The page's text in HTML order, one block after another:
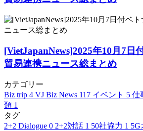
[VietJapanNews]2025年10月7
貿易連携ニュース総まとめ
カテゴリー
Biz trip 4 VJ Biz News 117 イベント 5 仕
類 1
タグ
2+2 Dialogue 0 2+2対話 1 50社協力 1 5G